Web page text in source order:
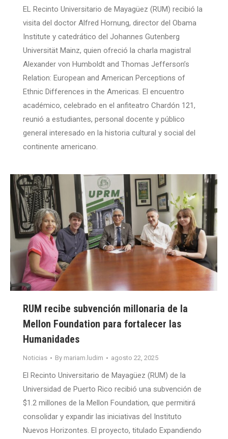
EL Recinto Universitario de Mayagüez (RUM) recibió la
visita del doctor Alfred Hornung, director del Obama
Institute y catedrático del Johannes Gutenberg
Universität Mainz, quien ofreció la charla magistral
Alexander von Humboldt and Thomas Jefferson’s
Relation: European and American Perceptions of
Ethnic Differences in the Americas. El encuentro
académico, celebrado en el anfiteatro Chardón 121,
reunió a estudiantes, personal docente y público
general interesado en la historia cultural y social del
continente americano.
RUM recibe subvención millonaria de la
Mellon Foundation para fortalecer las
Humanidades
Noticias By mariam.ludim agosto 22, 2025
El Recinto Universitario de Mayagüez (RUM) de la
Universidad de Puerto Rico recibió una subvención de
$1.2 millones de la Mellon Foundation, que permitirá
consolidar y expandir las iniciativas del Instituto
Nuevos Horizontes. El proyecto, titulado Expandiendo